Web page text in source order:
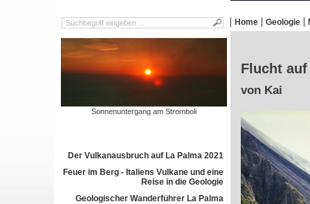
Home Geologie
Sonnenuntergang am Stromboli
Der Vulkanausbruch auf La Palma 2021
Feuer im Berg - Italiens Vulkane und eine
Reise in die Geologie
Geologischer Wanderführer La Palma
Flucht
von Kai